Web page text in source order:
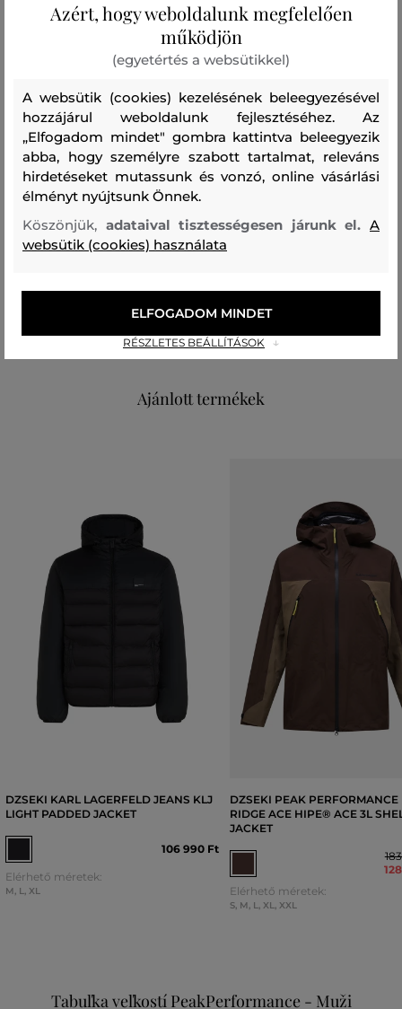
Termék kódjaG79804050-624-PA-G46
töltet
ÚJRAHASZNOSÍTOTT POLIÉSZTER
100 %
bélésanyag
ÚJRAHASZNOSÍTOTT POLIÉSZTER
ÚJRAHASZNOSÍTOTT POLIÉSZTER
100 %
Ajánlott termékek
DZSEKI KARL LAGERFELD JEANS KLJ
LIGHT PADDED JACKET
106 990 Ft
Elérhető méretek:
M, L, XL
DZSEKI PEAK PERFORMANCE
RIDGE ACE HIPE® ACE 3L
JACKET
Elérhető méretek:
S, M, L, XL, XXL
Tabuľka veľkostí PeakPerformance - Muži
Azért, hogy weboldalunk megfelelően
működjön
(egyetértés a websütikkel)
A websütik (cookies) kezelésének beleegyezésével
hozzájárul weboldalunk fejlesztéséhez. Az
„Elfogadom mindet" gombra kattintva beleegyezik
abba, hogy személyre szabott tartalmat, releváns
hirdetéseket mutassunk és vonzó, online vásárlási
élményt nyújtsunk Önnek.
Köszönjük, adataival tisztességesen járunk el.A
websütik (cookies) használata
RÉSZLETES BEÁLLÍTÁSOK
ELFOGADOM MINDET